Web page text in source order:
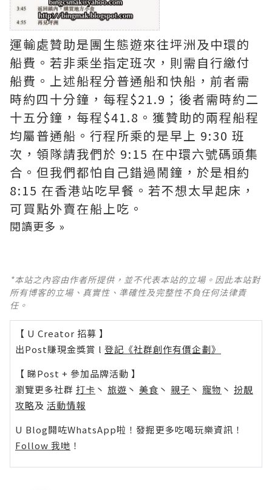
運輸處贊助是團生態遊來往坪洲及中環的
船費。若非乘坐指定班次，則需自行繳付
船費。上述船程分普通船和快船，前者需
時約四十分鐘，每程$21.9；後者需時約二
十五分鐘，每程$41.8。獲贊助的兩程船程
均屬普通船。行程所乘的是早上 9:30 班
次，領隊請我們於 9:15 在中環六號碼頭集
合。但我們都怕自己錯過鬧鐘，於是相約
8:15 在香港站吃早餐。若不想太早起床，
可買點外賣在船上吃。
閱讀更多 »
*本站之內容由作者所提供，並不代表本站的立場。因此本站對
所有博客的立場、真實性、準確性及完整性不負任何法律責
任。
【 U Creator 招募 】
出Post賺現金獎賞 l 登記《社群創作有價企劃》
【 睇Post + 參加品牌活動 】
瀏覽更多社群 打卡 丶 旅遊 丶 美食 丶 親子 丶 寵物 丶 扮靚
攻略及 活動情報
U Blog開咗WhatsApp啦！發掘更多吃喝玩樂資訊！
Follow 我哋 ！